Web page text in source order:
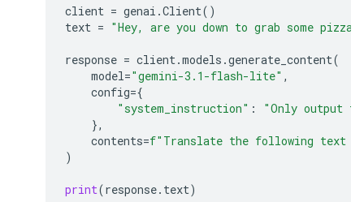
client = genai .Client()
text = "Hey, are you down to grab some
response = client.models .generate_content(
model="gemini-3.1-flash-lite" ,
config={
"system_instruction" :
"Only output
},
contents=f"Translate the following text
)
print(response. text)